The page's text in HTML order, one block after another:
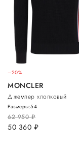
–20%
MONCLER
Джемпер хлопковый
62 950руб.
50 360 руб.
Размеры:54